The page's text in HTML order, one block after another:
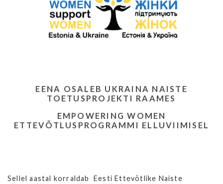
EENA OSALEB UKRAINA NAISTE
TOETUSPROJEKTI RAAMES
EMPOWERING WOMEN
ETTEVÕTLUSPROGRAMMI ELLUVIIMISEL
Sellel aastal korraldab Eesti Ettevõtlike Naiste